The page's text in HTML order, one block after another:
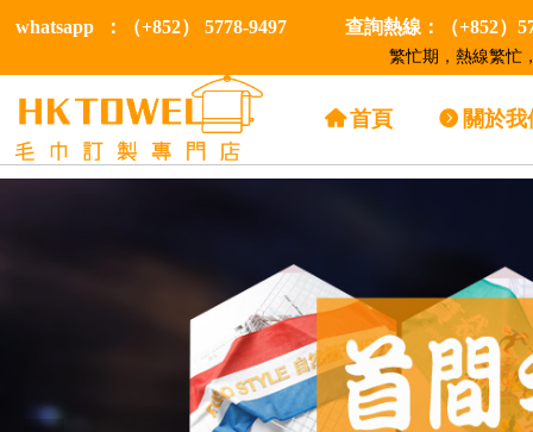
whatsapp ：（+852） 5778-9497 查詢熱線：（+852
繁忙期，熱線繁忙
낀首頁 뀹 關於我